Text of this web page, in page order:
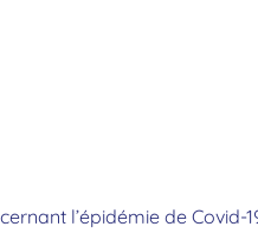
l’épidémie de Covid-